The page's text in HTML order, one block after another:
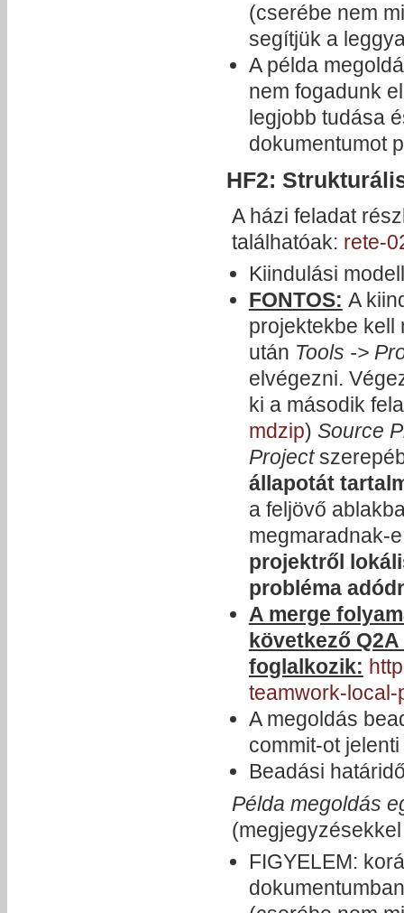
(cserébe nem
segítjük a
A példa
nem fogadunk
legjobb tudása
dokumentumot
HF2:
A házi feladat
találhatóak: rete-
Kiindulási
FONTOS: A
projektekbe kell
után Tools ->
elvégezni.
ki a második
mdzip) Source
Project
állapotát
a feljövő
megmaradnak-
projektről
probléma
A merge
következő
foglalkozik:
teamwork-local-
A megoldás
commit-ot
Beadási
Példa megoldás
FIGYELEM: